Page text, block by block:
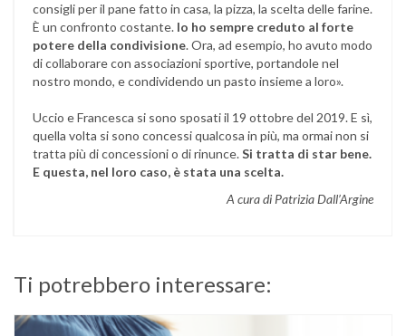
consigli per il pane fatto in casa, la pizza, la scelta delle farine.
È un confronto costante. Io ho sempre creduto al forte
potere della condivisione. Ora, ad esempio, ho avuto modo
di collaborare con associazioni sportive, portandole nel
nostro mondo, e condividendo un pasto insieme a loro».
Uccio e Francesca si sono sposati il 19 ottobre del 2019. E sì,
quella volta si sono concessi qualcosa in più, ma ormai non si
tratta più di concessioni o di rinunce.Si tratta di star bene.
E questa, nel loro caso, è stata una scelta.
A cura di Patrizia Dall’Argine
Ti potrebbero interessare: